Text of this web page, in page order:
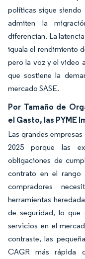
políticas sigue siendo
admiten la
diferencian. La
iguala el rendimiento
pero la voz y el video
que sostiene la
mercado SASE.
Por Tamaño de
el Gasto, las PYME
Las grandes
2025 porque las
obligaciones de
contrato en el rango
compradores
herramientas
de seguridad, lo que
servicios en el
contraste, las
CAGR más rápida